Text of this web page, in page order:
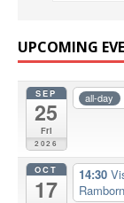
UPCOMING
SEP
25
Fri
2026
all-day
OCT
17
14:30
Ramborn